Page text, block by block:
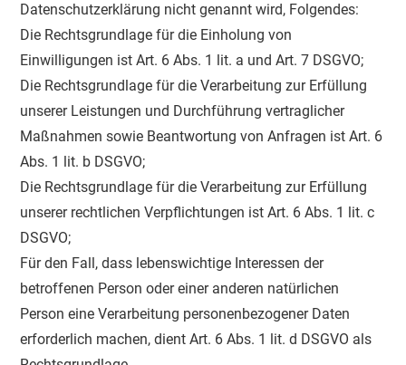
Datenschutzerklärung nicht genannt wird, Folgendes:
Die Rechtsgrundlage für die Einholung von
Einwilligungen ist Art. 6 Abs. 1 lit. a und Art. 7 DSGVO;
Die Rechtsgrundlage für die Verarbeitung zur Erfüllung
unserer Leistungen und Durchführung vertraglicher
Maßnahmen sowie Beantwortung von Anfragen ist Art. 6
Abs. 1 lit. b DSGVO;
Die Rechtsgrundlage für die Verarbeitung zur Erfüllung
unserer rechtlichen Verpflichtungen ist Art. 6 Abs. 1 lit. c
DSGVO;
Für den Fall, dass lebenswichtige Interessen der
betroffenen Person oder einer anderen natürlichen
Person eine Verarbeitung personenbezogener Daten
erforderlich machen, dient Art. 6 Abs. 1 lit. d DSGVO als